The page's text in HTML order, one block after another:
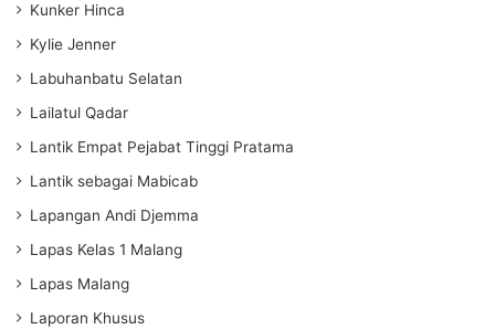
Kunker Hinca
Kylie Jenner
Labuhanbatu Selatan
Lailatul Qadar
Lantik Empat Pejabat Tinggi Pratama
Lantik sebagai Mabicab
Lapangan Andi Djemma
Lapas Kelas 1 Malang
Lapas Malang
Laporan Khusus